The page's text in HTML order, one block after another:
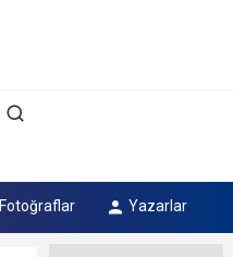
Fotoğraflar Yazarlar